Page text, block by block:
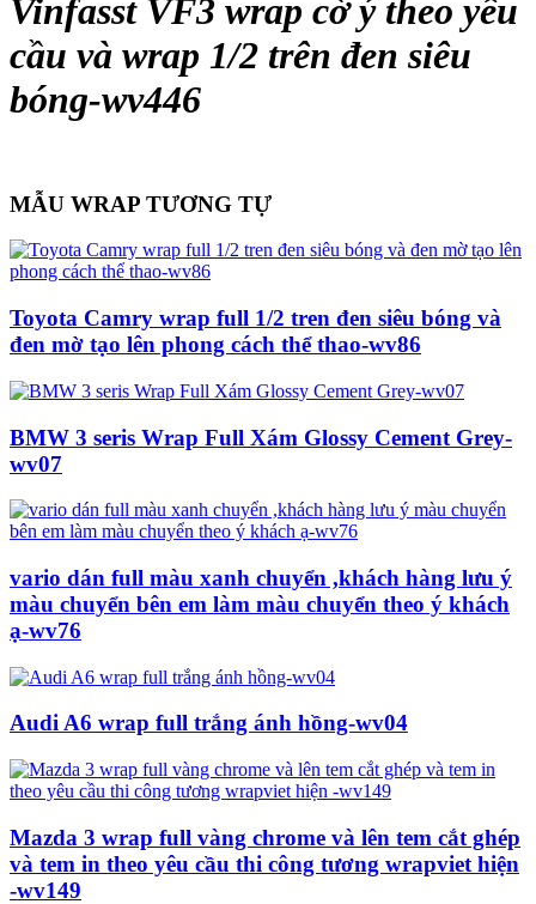
Vinfasst VF3 wrap cờ ý theo yêu
cầu và wrap 1/2 trên đen siêu
bóng-wv446
MẪU WRAP TƯƠNG TỰ
Toyota Camry wrap full 1/2 tren đen siêu bóng và
đen mờ tạo lên phong cách thể thao-wv86
BMW 3 seris Wrap Full Xám Glossy Cement Grey-
wv07
vario dán full màu xanh chuyển ,khách hàng lưu ý
màu chuyển bên em làm màu chuyển theo ý khách
ạ-wv76
Audi A6 wrap full trắng ánh hồng-wv04
Mazda 3 wrap full vàng chrome và lên tem cắt ghép
và tem in theo yêu cầu thi công tương wrapviet hiện
-wv149